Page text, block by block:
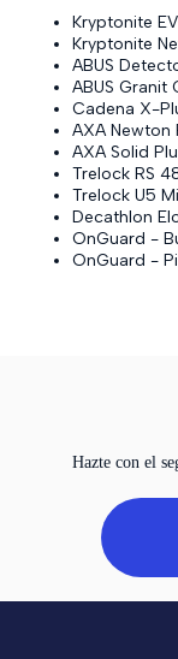
Kryptonite
Kryptonite
ABUS
ABUS Granit
Cadena X-
AXA
AXA Solid
Trelock RS
Trelock U5
Decathlon
OnGuard -
OnGuard -
Hazte con el